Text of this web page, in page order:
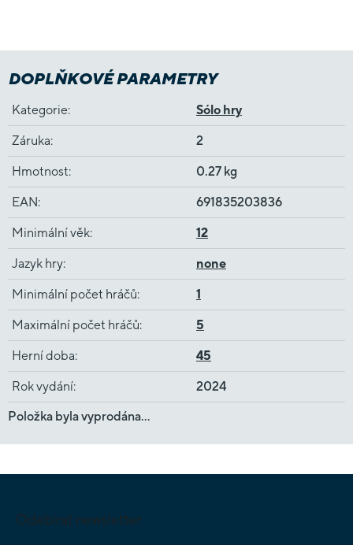
DOPLŇKOVÉ PARAMETRY
Kategorie: Sólo hry
Záruka: 2
Hmotnost: 0.27 kg
EAN: 691835203836
Minimální věk: 12
Jazyk hry: none
Minimální počet hráčů: 1
Maximální počet hráčů: 5
Herní doba: 45
Rok vydání:
2024
Položka byla vyprodána…
Odebírat newsletter